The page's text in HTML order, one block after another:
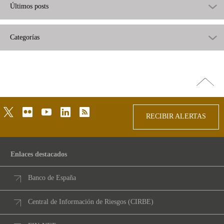
Últimos posts
Categorías
arriba
twitterflickr youtubelinkedinrss
RECIBIR ALERTAS
Enlaces destacados
Banco de España
Central de Información de Riesgos (CIRBE)